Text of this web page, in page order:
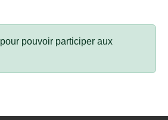
pour pouvoir participer aux